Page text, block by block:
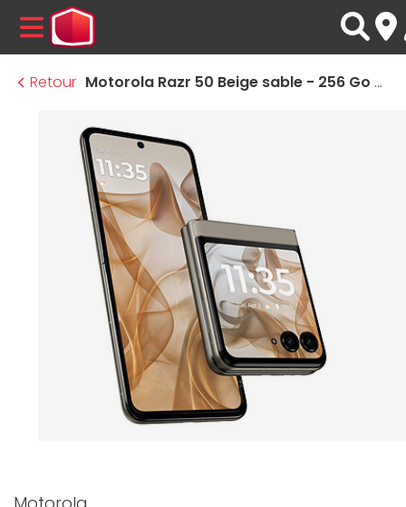
MENU
Retour
Motorola Razr 50 Beige sable - 256 Go - 8 Go